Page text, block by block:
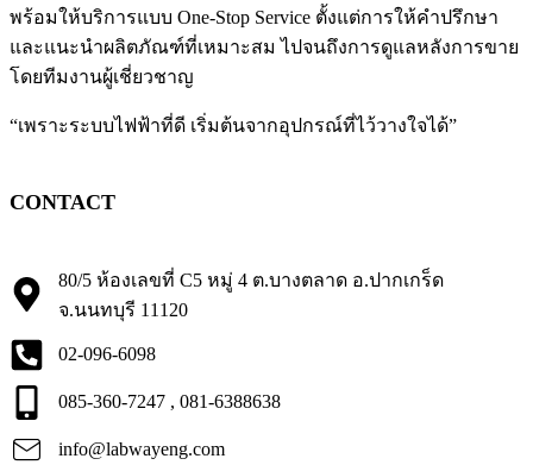
พร้อมให้บริการแบบ One-Stop Service ตั้งแต่การให้คำปรึกษา
และแนะนำผลิตภัณฑ์ที่เหมาะสม ไปจนถึงการดูแลหลังการขาย
โดยทีมงานผู้เชี่ยวชาญ
“เพราะระบบไฟฟ้าที่ดี เริ่มต้นจากอุปกรณ์ที่ไว้วางใจได้”
CONTACT
80/5 ห้องเลขที่ C5 หมู่ 4 ต.บางตลาด อ.ปากเกร็ด
จ.นนทบุรี 11120
02-096-6098
085-360-7247 , 081-6388638
info@labwayeng.com